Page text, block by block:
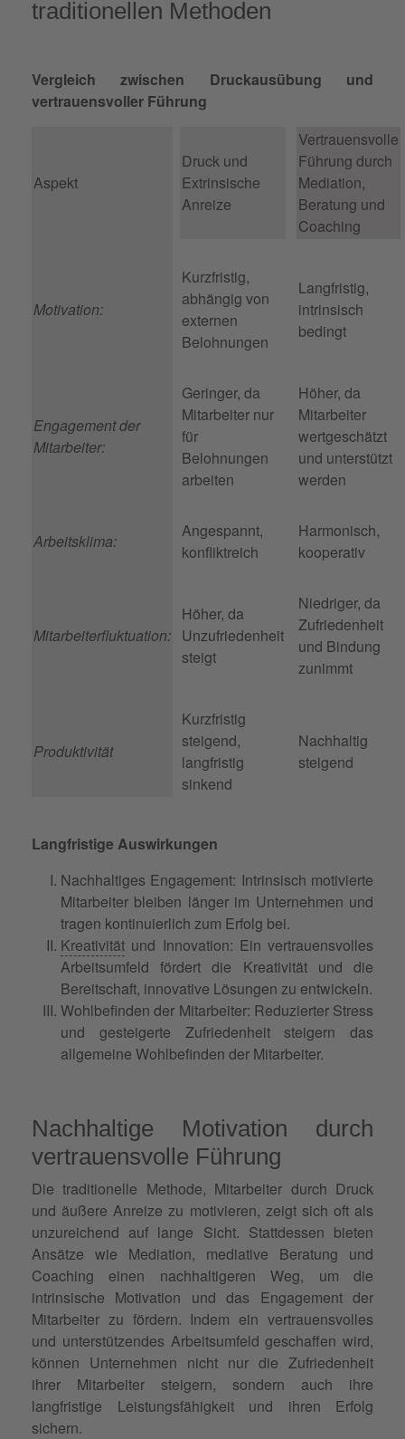
traditionellen Methoden
Vergleich zwischen Druckausübung und
vertrauensvoller Führung
Aspekt
Druck und
Extrinsische
Anreize
Vertrauensvolle
Führung durch
Mediation,
Beratung und
Coaching
Motivation:
Kurzfristig,
abhängig von
externen
Belohnungen
Langfristig,
intrinsisch
bedingt
Engagement der
Mitarbeiter:
Geringer, da
Mitarbeiter nur
für
Belohnungen
arbeiten
Höher, da
Mitarbeiter
wertgeschätzt
und unterstützt
werden
Arbeitsklima:
Angespannt,
konfliktreich
Harmonisch,
kooperativ
Mitarbeiterfluktuation:
Höher, da
Unzufriedenheit
steigt
Niedriger, da
Zufriedenheit
und Bindung
zunimmt
Produktivität
Kurzfristig
steigend,
langfristig
sinkend
Nachhaltig
steigend
Langfristige Auswirkungen
Nachhaltiges Engagement: Intrinsisch motivierte
Mitarbeiter bleiben länger im Unternehmen und
tragen kontinuierlich zum Erfolg bei.
Kreativität und Innovation: Ein vertrauensvolles
Arbeitsumfeld fördert die Kreativität und die
Bereitschaft, innovative Lösungen zu entwickeln.
Wohlbefinden der Mitarbeiter: Reduzierter Stress
und gesteigerte Zufriedenheit steigern das
allgemeine Wohlbefinden der Mitarbeiter.
Nachhaltige Motivation durch
vertrauensvolle Führung
Die traditionelle Methode, Mitarbeiter durch Druck
und äußere Anreize zu motivieren, zeigt sich oft als
unzureichend auf lange Sicht. Stattdessen bieten
Ansätze wie Mediation, mediative Beratung und
Coaching einen nachhaltigeren Weg, um die
intrinsische Motivation und das Engagement der
Mitarbeiter zu fördern. Indem ein vertrauensvolles
und unterstützendes Arbeitsumfeld geschaffen wird,
können Unternehmen nicht nur die Zufriedenheit
ihrer Mitarbeiter steigern, sondern auch ihre
langfristige Leistungsfähigkeit und ihren Erfolg
sichern.